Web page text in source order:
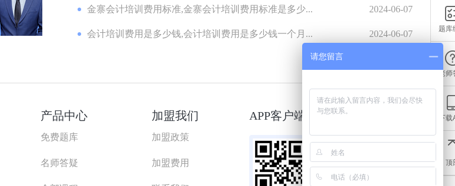
题库
老师
下
顶
金寨会计培训费用标准,金寨会计培训费用标准是多少... 2024-06-07
会计培训费用是多少钱,会计培训费用是多少钱一个月... 2024-06-07
产品中心
免费题库
名师答疑
加盟我们
加盟政策
加盟费用
APP客户端
请您留言